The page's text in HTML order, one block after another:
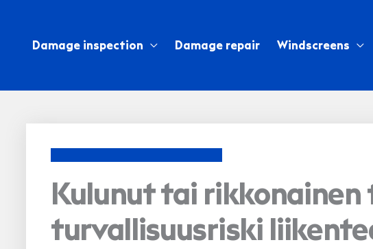
contentDamage inspection Damage repair Windscreens
Kulunut tai rikkonainen
turvallisuusriski